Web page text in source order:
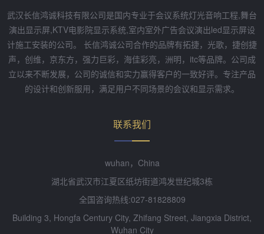
武汉长信鸿诚科技有限公司是国内专业于会议系统灯光音响工程,舞台
演出显示屏,KTV电影院显示系统,室内室外广告会议演出led显示屏设
计施工安装的公司。 长信鸿诚公司合作的品牌有拓捷，光歌，捷创捷
声，创维，京东方，强力巨彩，海佳彩亮，洲明，itc等品牌。公司成
立以来不断发展，公司的诚信和实力赢得客户的一致好评。专注产品
的设计和创新服用，满足用户不同场景的会议和显示需求。
联系我们
wuhan，China
湖北省武汉市江夏区纸坊街道鸿发世纪城3栋
全国咨询热线:027-81828809
Building 3, Hongfa Century City, Zhifang Street, Jiangxia District,
Wuhan City